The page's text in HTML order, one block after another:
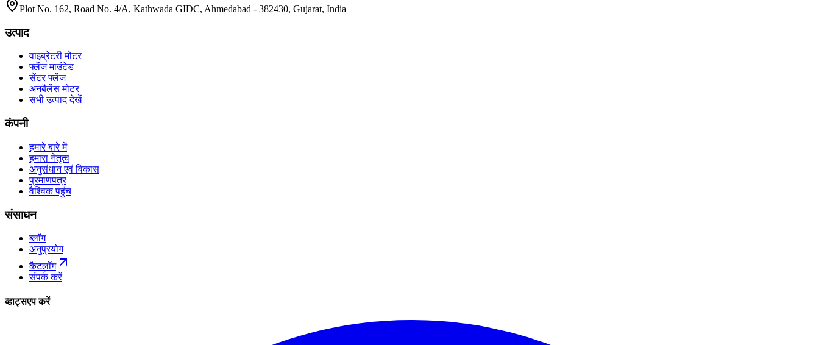
Plot No. 162, Road No. 4/A, Kathwada GIDC, Ahmedabad - 382430, Gujarat, India
उत्पाद
वाइब्रेटरी मोटर
फ्लेंज माउंटेड
सेंटर फ्लेंज
अनबैलेंस मोटर
सभी उत्पाद देखें
कंपनी
हमारे बारे में
हमारा नेतृत्व
अनुसंधान एवं विकास
प्रमाणपत्र
वैश्विक पहुंच
संसाधन
ब्लॉग
अनुप्रयोग
कैटलॉग
संपर्क करें
व्हाट्सएप करें